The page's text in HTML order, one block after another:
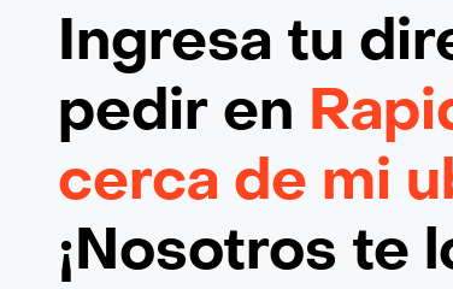
Ingresa tu
pedir en
cerca de mi
¡Nosotros te